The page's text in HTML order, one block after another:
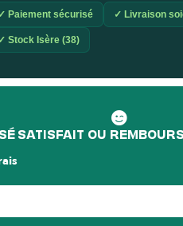
✓ Paiement sécurisé ✓ Livraison
✓ Stock Isère (38)
SATISFAIT OU